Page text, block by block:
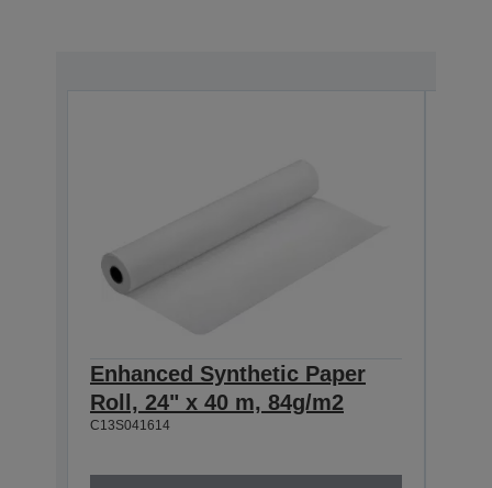
Enhanced Synthetic Paper
Roll, 24" x 40 m, 84g/m2
C13S041614